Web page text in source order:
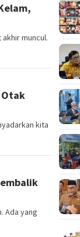
muncul.
kita
Ada yang